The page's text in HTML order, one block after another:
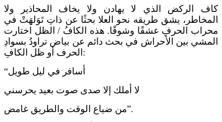
كاف الركض الذي لا يهادن ولا يخاف المحاذير ولا
المخاطر، يشق طريقه نحو العلا بحثًا عن ذاتِ تَوَلهَتْ في
محراب الحرفِ عشقًا وشوقًا. هذه الكافُ / الظل اختارت
المشي بين الأحراش في بحث دائم عن بياض تراودُ بسوادِ
الحرف أو ظل الكافِ:
“أسافر في ليل طويل
لا أملك إلا صدى صوت بعيد يحرسني
من ضياع الوقت والطريق غامض”.